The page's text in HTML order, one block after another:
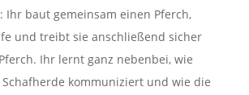
Ihr baut gemeinsam einen Pferch,
und treibt sie anschließend sicher
Ihr lernt ganz nebenbei, wie
kommuniziert und wie die